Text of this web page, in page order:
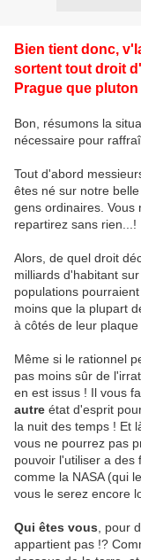
Bien tient donc,
sortent tout droit
Prague que
Bon, résumons la
nécessaire pour
Tout d'abord
êtes né sur notre
gens ordinaires. Vous
repartirez sans rien...!
Alors, de quel droit
milliards d'habitant
populations
moins que la plupart
à côtés de leur plaque
Même si le rationnel
pas moins sûr de
en est issus ! Il vous
autre état d'esprit
la nuit des temps ! Et
vous ne pourrez pas
pouvoir l'utiliser a des
comme la NASA (qui
vous le serez encore
Qui êtes vous , pour
appartient pas !?